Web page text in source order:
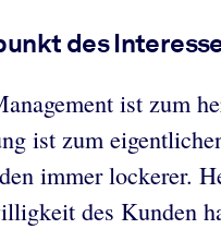
des
ist zum
ist zum
immer lockerer.
des Kunden